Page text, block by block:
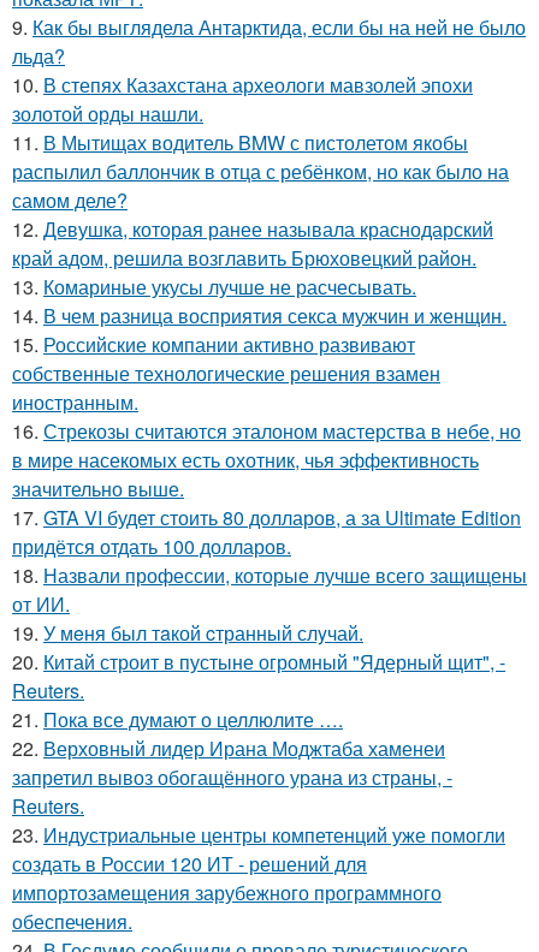
9. Как бы выглядела Антарктида, если бы на ней не было
льда?
10. В степях Казахстана археологи мавзолей эпохи
золотой орды нашли.
11. В Мытищах водитель BMW с пистолетом якобы
распылил баллончик в отца с ребёнком, но как было на
самом деле?
12. Девушка, которая ранее называла краснодарский
край адом, решила возглавить Брюховецкий район.
13. Комариные укусы лучше не расчесывать.
14. В чем разница восприятия секса мужчин и женщин.
15. Российские компании активно развивают
собственные технологические решения взамен
иностранным.
16. Стрекозы считаются эталоном мастерства в небе, но
в мире насекомых есть охотник, чья эффективность
значительно выше.
17. GTA VI будет стоить 80 долларов, а за Ultimate Edition
придётся отдать 100 долларов.
18. Назвали профессии, которые лучше всего защищены
от ИИ.
19. У мeня был тaкой cтранный слyчай.
20. Китай строит в пустыне огромный "Ядерный щит", -
Reuters.
21. Пока все думают о целлюлите ….
22. Верховный лидер Ирана Моджтаба хаменеи
запретил вывоз обогащённого урана из страны, -
Reuters.
23. Индустриальные центры компетенций уже помогли
создать в России 120 ИТ - решений для
импортозамещения зарубежного программного
обеспечения.